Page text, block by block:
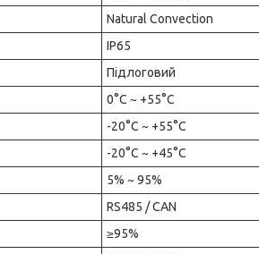
Natural Convection
IP65
Підлоговий
0°C ~ +55°C
-20°C ~ +55°C
-20°C ~ +45°C
5% ~ 95%
RS485 / CAN
≥95%